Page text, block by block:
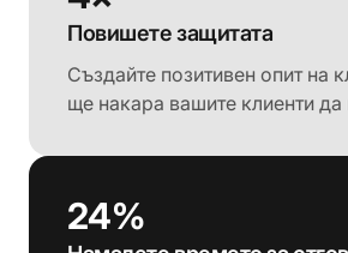
Повишете защитата
Създайте позитивен опит на
ще накара вашите клиенти да
24%